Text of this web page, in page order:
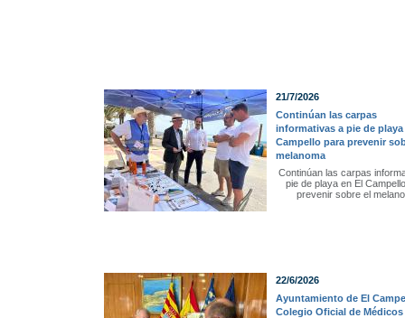
21/7/2026
Continúan las carpas
informativas a pie de playa
Campello para prevenir
melanoma
Continúan las carpas
pie de playa en El
prevenir sobre el
22/6/2026
Ayuntamiento de El
Colegio Oficial de Médicos